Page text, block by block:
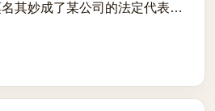
其妙成了某公司的法定代表人
年来频发的身份冒用风险。一
，不仅面临信用受损、账...